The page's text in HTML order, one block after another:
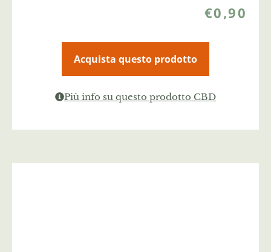
€0,90
Acquista questo prodotto
Più info su questo prodotto CBD